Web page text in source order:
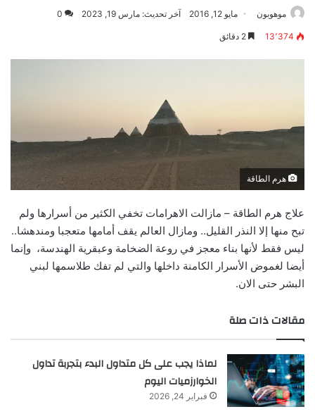
موهوبون مايو 12, 2016 آخر تحديث: مارس 19, 2023 0
13٬374
هرم الطاقة
علاج هرم الطاقة – مازالت الاهرامات تخفي الكثير من أسرارها ولم
تبح منها إلا النذر القليل.. ومازال العالم يقف أمامها متعجبا ومندهشا..
ليس فقط لأنها بناء معجز في روعة الضخامة وعبقرية الهندسة، وإنما
أيضا لغموض الأسرار الكامنة داخلها والتي لم تفك طلاسمها لبني
البشر حتى الان.
مقالات ذات صلة
لماذا يجب على كل متداول البدء بتجربة تداول
الخوارزميات اليوم
فبراير 24, 2026